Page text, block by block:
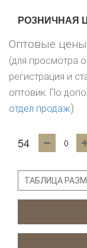
РОЗНИЧНАЯ
Оптовые
(для просмотра
регистрация и
оптовик. По
отдел продаж)
54
ТАБЛИЦА